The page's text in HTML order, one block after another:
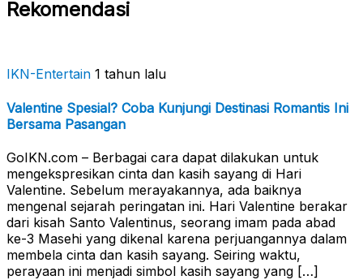
Rekomendasi
IKN-Entertain 1 tahun lalu
Valentine Spesial? Coba Kunjungi Destinasi Romantis Ini
Bersama Pasangan
GoIKN.com – Berbagai cara dapat dilakukan untuk
mengekspresikan cinta dan kasih sayang di Hari
Valentine. Sebelum merayakannya, ada baiknya
mengenal sejarah peringatan ini. Hari Valentine berakar
dari kisah Santo Valentinus, seorang imam pada abad
ke-3 Masehi yang dikenal karena perjuangannya dalam
membela cinta dan kasih sayang. Seiring waktu,
perayaan ini menjadi simbol kasih sayang yang […]